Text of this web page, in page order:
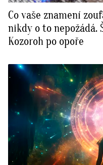
Co vaše znamení
nikdy o to
Kozoroh po opoře